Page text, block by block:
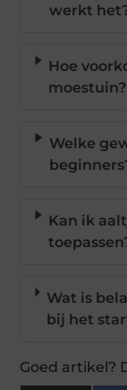
werkt
Hoe
moestuin?
Welke
Kan ik
Wat is
bij het
Goed artikel?